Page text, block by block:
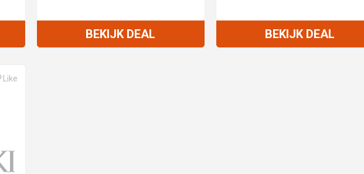
BEKIJK DEAL BEKIJK DEAL
Like